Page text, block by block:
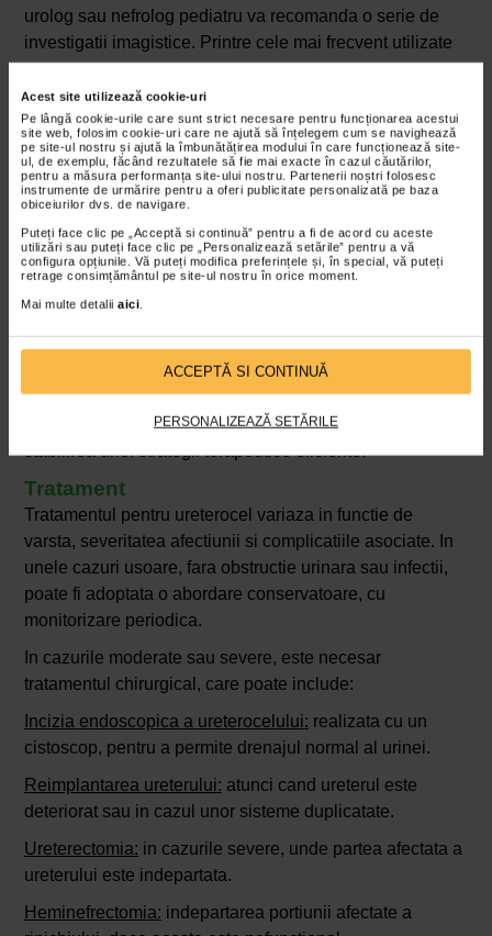
Acest site utilizează cookie-uri
Pe lângă cookie-urile care sunt strict necesare pentru funcționarea acestui
site web, folosim cookie-uri care ne ajută să înțelegem cum se navighează
pe site-ul nostru și ajută la îmbunătățirea modului în care funcționează site-
ul, de exemplu, făcând rezultatele să fie mai exacte în cazul căutărilor,
pentru a măsura performanța site-ului nostru. Partenerii noștri folosesc
instrumente de urmărire pentru a oferi publicitate personalizată pe baza
obiceiurilor dvs. de navigare.
Puteți face clic pe „Acceptă si continuă” pentru a fi de acord cu aceste
utilizări sau puteți face clic pe „Personalizează setările” pentru a vă
configura opțiunile. Vă puteți modifica preferințele și, în special, vă puteți
retrage consimțământul pe site-ul nostru în orice moment.
Mai multe detalii aici.
ACCEPTĂ SI CONTINUĂ
PERSONALIZEAZĂ SETĂRILE
urolog sau nefrolog pediatru va recomanda o serie de
investigatii imagistice. Printre cele mai frecvent utilizate
se numara:
Ecografia abdominala:evidentiaza dilatarea ureterului si
prezenta unei mase chistice in vezica.
Urografia intravenoasa (UIV):ajuta la vizualizarea
intregului tract urinar.
Cistografia mictionala: detecteaza refluxul vezico-
ureteral asociat cu ureterocelul.
RMN sau CT abdominal:
permite vizualizarea directa a ureterocelului
Un diagnostic corect si complet este esential pentru
stabilirea unei strategii terapeutice eficiente.
Tratament
Tratamentul pentru ureterocel variaza in functie de
varsta, severitatea afectiunii si complicatiile asociate. In
unele cazuri usoare, fara obstructie urinara sau infectii,
poate fi adoptata o abordare conservatoare, cu
monitorizare periodica.
In cazurile moderate sau severe, este necesar
tratamentul chirurgical, care poate include:
Incizia endoscopica a ureterocelului: realizata cu un
cistoscop, pentru a permite drenajul normal al urinei.
Reimplantarea ureterului: atunci cand ureterul este
deteriorat sau in cazul unor sisteme duplicatate.
Ureterectomia: in cazurile severe, unde partea afectata a
ureterului este indepartata.
Heminefrectomia: indepartarea portiunii afectate a